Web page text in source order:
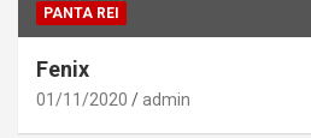
PANTA REI
Fenix
01/11/2020 admin